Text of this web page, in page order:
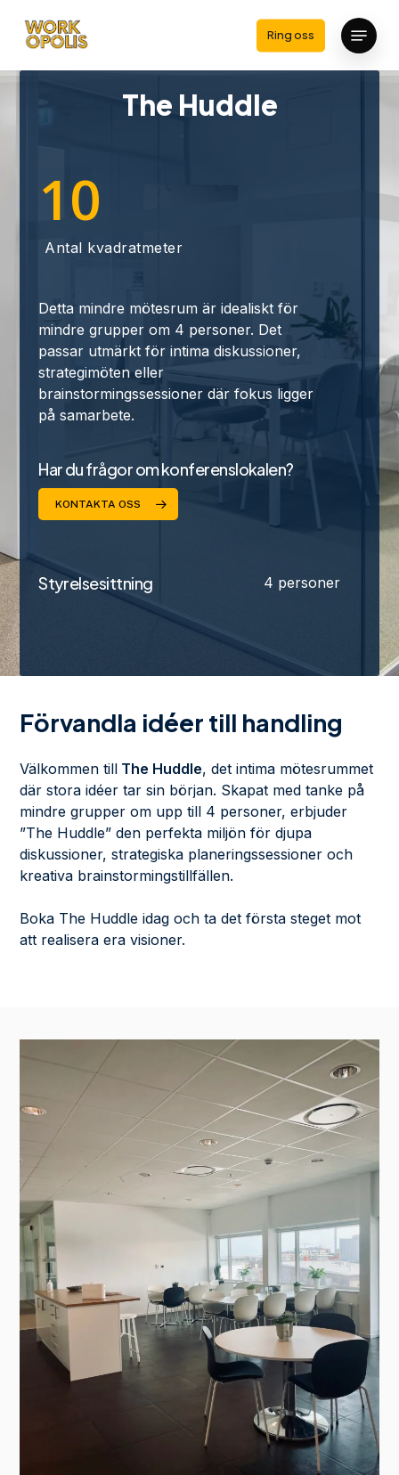
main
content
Ring oss
Menu
The Huddle
10
Antal kvadratmeter
Detta mindre mötesrum är idealiskt för
mindre grupper om 4 personer. Det
passar utmärkt för intima diskussioner,
strategimöten eller
brainstormingssessioner där fokus ligger
på samarbete.
Har du frågor om konferenslokalen?
KONTAKTA OSS
Styrelsesittning 4 personer
Förvandla idéer till handling
Välkommen till The Huddle, det intima mötesrummet
där stora idéer tar sin början. Skapat med tanke på
mindre grupper om upp till 4 personer, erbjuder
”The Huddle” den perfekta miljön för djupa
diskussioner, strategiska planeringssessioner och
kreativa brainstormingstillfällen.
Boka The Huddle idag och ta det första steget mot
att realisera era visioner.
Close
Menu